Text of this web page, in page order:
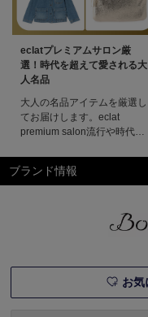
eclatプレミアムサロン厳
選！時代を超えて愛される大
人名品
大人の名品アイテムを厳選し
てお届けします。eclat
premium salon流行や時代に
も前から世界中で愛され
る“名品”。今だからこそ手に
イテムをまとめて見るカテゴ
リから探すトップスボトムス
ブランド情報
お気